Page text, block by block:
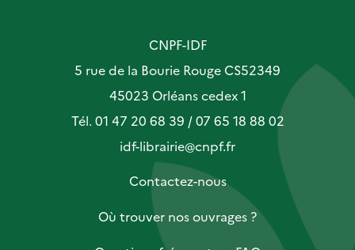
CNPF-IDF
5 rue de la Bourie Rouge CS52349
45023 Orléans cedex 1
Tél. 01 47 20 68 39 / 07 65 18 88 02
idf-librairie@cnpf.fr
Contactez-nous
Où trouver nos ouvrages ?